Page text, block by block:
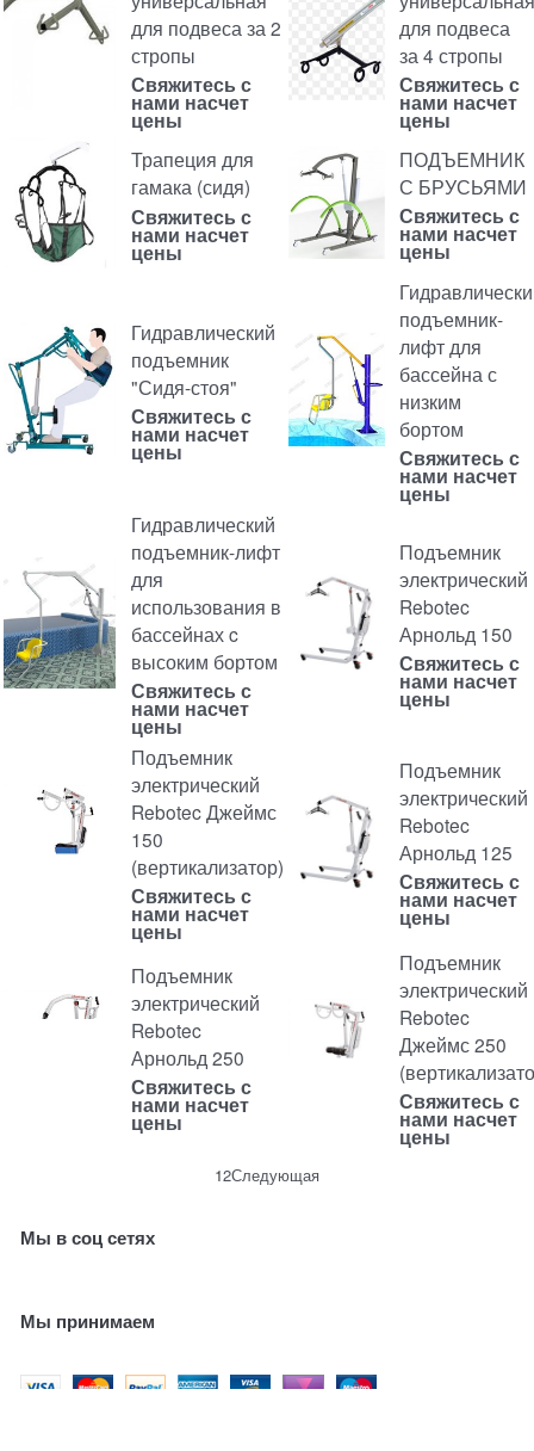
для подвеса за 2
стропы
Свяжитесь с
нами насчет
цены
для подвеса
за 4 стропы
Свяжитесь с
нами насчет
цены
Трапеция для
гамака (сидя)
Свяжитесь с
нами насчет
цены
ПОДЪЕМНИК
С БРУСЬЯМИ
Свяжитесь с
нами насчет
цены
Гидравлический
подъемник
"Сидя-стоя"
Свяжитесь с
нами насчет
цены
подъемник-
лифт для
бассейна с
низким
бортом
Свяжитесь с
нами насчет
цены
Гидравлический
подъемник-лифт
для
использования в
бассейнах c
высоким бортом
Свяжитесь с
нами насчет
цены
Подъемник
электрический
Rebotec
Арнольд 150
Свяжитесь с
нами насчет
цены
Подъемник
электрический
Rebotec Джеймс
150
(вертикализатор)
Свяжитесь с
нами насчет
цены
Подъемник
электрический
Rebotec
Арнольд 125
Свяжитесь с
нами насчет
цены
Подъемник
электрический
Rebotec
Арнольд 250
Свяжитесь с
нами насчет
цены
Подъемник
электрический
Rebotec
Джеймс 250
Свяжитесь с
нами насчет
цены
12Следующая
Мы в соц сетях
Мы принимаем